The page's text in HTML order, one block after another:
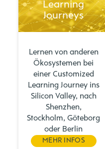
Learning
Journeys
Lernen von anderen
Ökosystemen bei
einer Customized
Learning Journey ins
Silicon Valley, nach
Shenzhen,
Stockholm, Göteborg
oder Berlin
MEHR INFOS